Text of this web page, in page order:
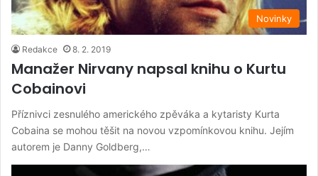
Novinky
Redakce 8. 2. 2019
Manažer Nirvany napsal knihu o Kurtu
Cobainovi
Příznivci zesnulého amerického zpěváka a kytaristy Kurta
Cobaina se mohou těšit na novou vzpomínkovou knihu. Jejím
autorem je Danny Goldberg,…